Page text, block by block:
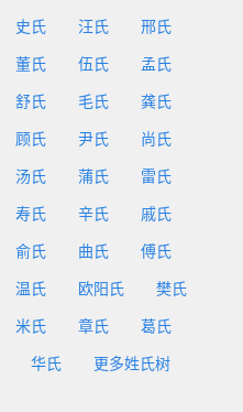
史氏 汪氏 邢氏
董氏 伍氏 孟氏
舒氏 毛氏 龚氏
顾氏 尹氏 尚氏
汤氏 蒲氏 雷氏
寿氏 辛氏 戚氏
俞氏 曲氏 傅氏
温氏 欧阳氏 樊氏
米氏 章氏 葛氏
华氏 更多姓氏树